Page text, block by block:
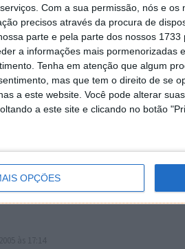
Com a sua permissão, nós e os
precisos através da procura de
parte e pela parte dos nossos
a informações mais pormenorizadas
Tenha em atenção que algum
mas que tem o direito de se
a este website. Você pode alterar
a este site e clicando no botão
OPÇÕES
mail algum.
17:00